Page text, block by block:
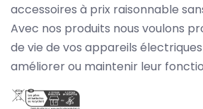
accessoires à prix raisonnable
Avec nos produits nous voulons
de vie de vos appareils
améliorer ou maintenir leur